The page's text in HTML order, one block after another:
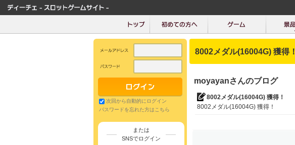
8002メダル(16004G) 獲得！
moyayanさんのブログ
8002メダル(16004G) 獲得！
8002メダル(16004G) 獲得！
次回から自動的にログイン
パスワードを忘れた方はこちら
または
SNSでログイン